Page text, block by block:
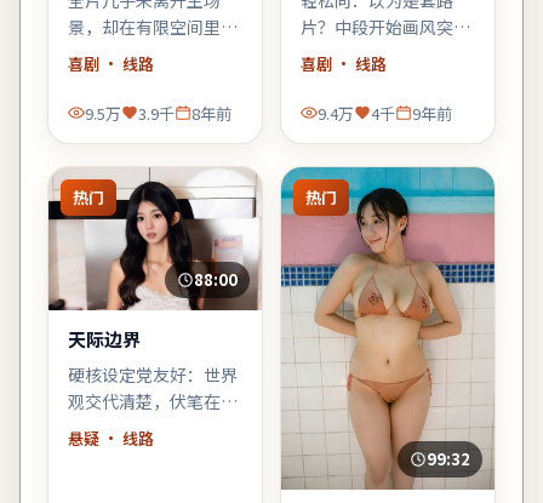
景，却在有限空间里堆
叠三代人的秘密——空
间即叙事，越往后越窒
息。
喜剧· 线路
9.5万 3.9千 8年前
片？中段开始画风突
变，黑色幽默与类型梗
齐飞，适合周末配爆米
花。
喜剧 · 线路
9.4万 4千 9年前
热门
88:00
天际边界
硬核设定党友好：世界
观交代清楚，伏笔在片
尾回收；若你喜欢「拼
图式叙事」，《天际边
悬疑· 线路
热门
99:32